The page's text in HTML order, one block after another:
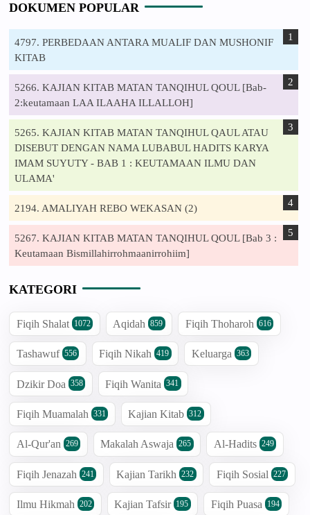
DOKUMEN POPULAR
4797. PERBEDAAN ANTARA MUALIF DAN MUSHONIF
KITAB
5266. KAJIAN KITAB MATAN TANQIHUL QOUL [Bab-
2:keutamaan LAA ILAAHA ILLALLOH]
5265. KAJIAN KITAB MATAN TANQIHUL QAUL ATAU
DISEBUT DENGAN NAMA LUBABUL HADITS KARYA
IMAM SUYUTY - BAB 1 : KEUTAMAAN ILMU DAN
ULAMA'
2194. AMALIYAH REBO WEKASAN (2)
5267. KAJIAN KITAB MATAN TANQIHUL QOUL [Bab 3 :
Keutamaan Bismillahirrohmaanirrohiim]
KATEGORI
Fiqih Shalat 1072 Aqidah 859 Fiqih Thoharoh 616
Tashawuf 556 Fiqih Nikah 419 Keluarga 363
Dzikir Doa 358 Fiqih Wanita 341
Fiqih Muamalah 331 Kajian Kitab 312
Al-Qur'an 269 Makalah Aswaja 265 Al-Hadits 249
Fiqih Jenazah 241 Kajian Tarikh 232 Fiqih Sosial 227
Ilmu Hikmah 202 Kajian Tafsir 195 Fiqih Puasa 194